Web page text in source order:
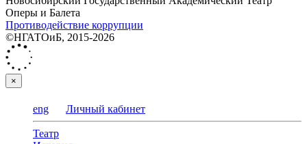
Оперы и Балета
Противодействие коррупции
©НГАТОиБ, 2015-2026
×
eng Личный кабинет
Театр